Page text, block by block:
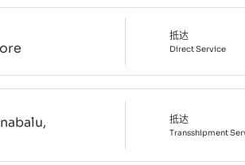
抵达
DirectService
抵达
Transshipment